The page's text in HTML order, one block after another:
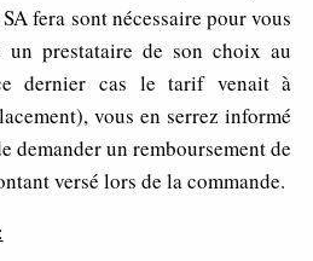
fera sont nécessaire pour vous
un prestataire de son choix au
dernier cas le tarif venait à
vous en serrez informé
demander un remboursement de
versé lors de la commande.